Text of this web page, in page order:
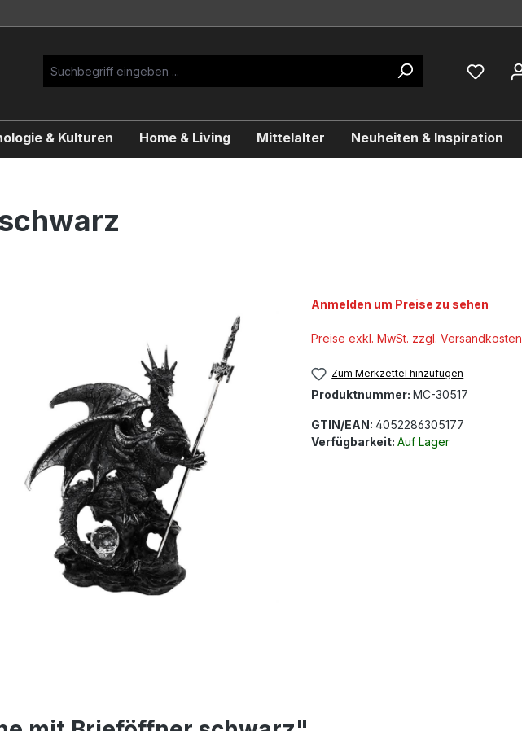
& Kulturen Home & Living Mittelalter Neuheiten & Inspiration
Anmelden um Preise zu sehen
Preise exkl. MwSt. zzgl. Versandkosten
Zum Merkzettel hinzufügen
Produktnummer: MC-30517
GTIN/EAN: 4052286305177
Verfügbarkeit: Auf Lager